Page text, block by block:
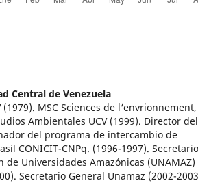
Central de Venezuela
MSC Sciences de l‘envrionnement,
Ambientales UCV (1999). Director del
del programa de intercambio de
CONICIT-CNPq. (1996-1997). Secretario
de Universidades Amazónicas (UNAMAZ)
Secretario General Unamaz (2002-